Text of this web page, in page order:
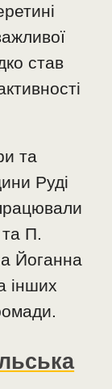
став
та
Руді
П.
Йоганна
інших